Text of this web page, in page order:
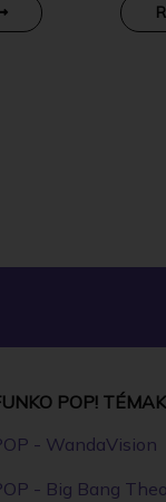
POP!
- WandaVision
- Big Bang